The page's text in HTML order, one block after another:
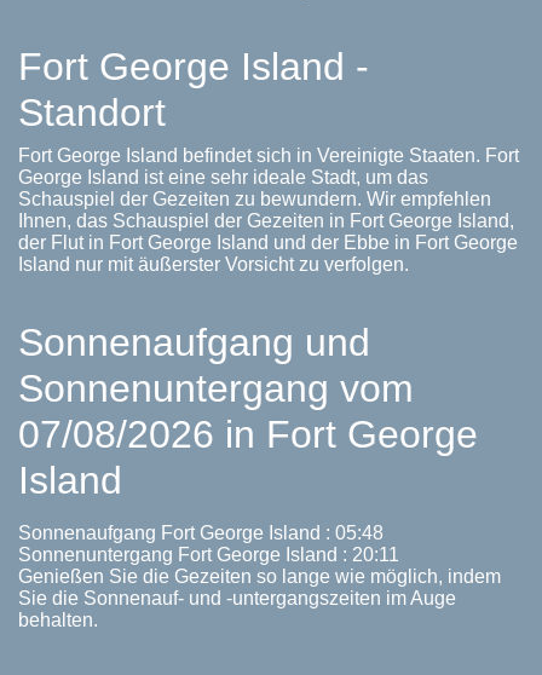
Fort George Island -
Standort
Fort George Island befindet sich in Vereinigte Staaten. Fort
George Island ist eine sehr ideale Stadt, um das
Schauspiel der Gezeiten zu bewundern. Wir empfehlen
Ihnen, das Schauspiel der Gezeiten in Fort George Island,
der Flut in Fort George Island und der Ebbe in Fort George
Island nur mit äußerster Vorsicht zu verfolgen.
Sonnenaufgang und
Sonnenuntergang vom
07/08/2026 in Fort George
Island
Sonnenaufgang Fort George Island : 05:48
Sonnenuntergang Fort George Island : 20:11
Genießen Sie die Gezeiten so lange wie möglich, indem
Sie die Sonnenauf- und -untergangszeiten im Auge
behalten.